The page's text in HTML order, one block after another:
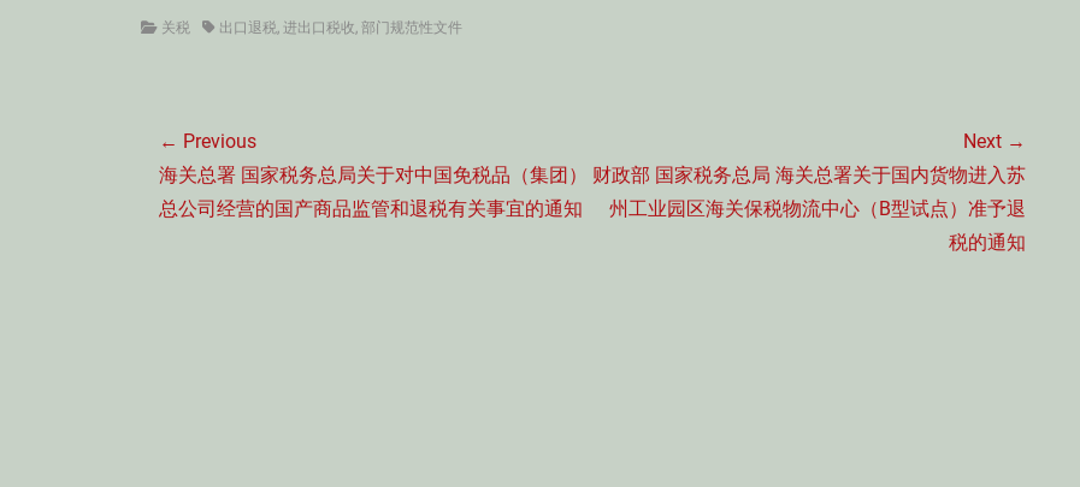
Categories
关税 Tags出口退税, 进出口税收, 部门规范性文件
章
导
航
← Previous
Previous
post:
海关总署 国家税务总局关于对中国免税品（集团）
总公司经营的国产商品监管和退税有关事宜的通知
Next →
Next
post:
财政部 国家税务总局 海关总署关于国内货物进入苏
州工业园区海关保税物流中心（B型试点）准予退
税的通知